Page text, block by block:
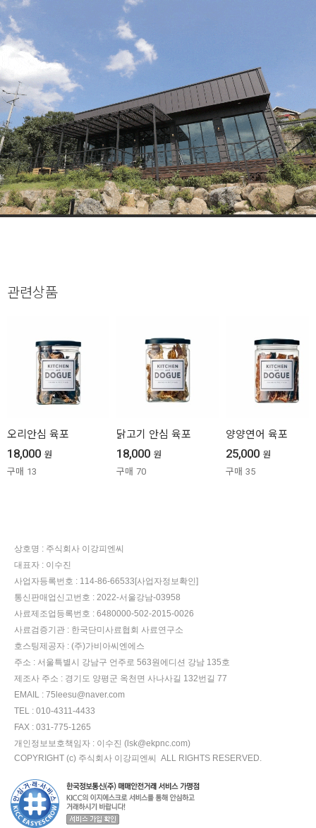
관련상품
오리안심 육포
18,000 원
구매 13
닭고기 안심 육포
18,000 원
구매 70
양양연어 육포
25,000 원
구매 35
상호명 : 주식회사 이강피엔씨
대표자 : 이수진
사업자등록번호 : 114-86-66533[사업자정보확인]
통신판매업신고번호 : 2022-서울강남-03958
사료제조업등록번호 : 6480000-502-2015-0026
사료검증기관 : 한국단미사료협회 사료연구소
호스팅제공자 : (주)가비아씨엔에스
주소 : 서울특별시 강남구 언주로 563원에디션 강남 135호
제조사 주소 : 경기도 양평군 옥천면 사나사길 132번길 77
EMAIL : 75leesu@naver.com
TEL : 010-4311-4433
FAX : 031-775-1265
개인정보보호책임자 : 이수진 (lsk@ekpnc.com)
COPYRIGHT (c) 주식회사 이강피엔씨 ALL RIGHTS RESERVED.